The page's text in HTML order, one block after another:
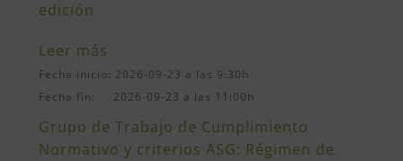
edición
Leer más
Fecha inicio: 2026-09-23 a las 9:30h
Fecha fin: 2026-09-23 a las 11:00h
Grupo de Trabajo de Cumplimiento
Normativo y criterios ASG: Régimen de